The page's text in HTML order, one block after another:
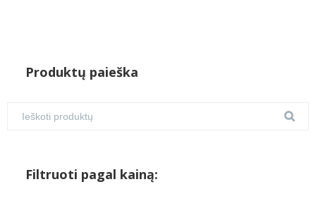
Produktų paieška
Filtruoti pagal kainą: